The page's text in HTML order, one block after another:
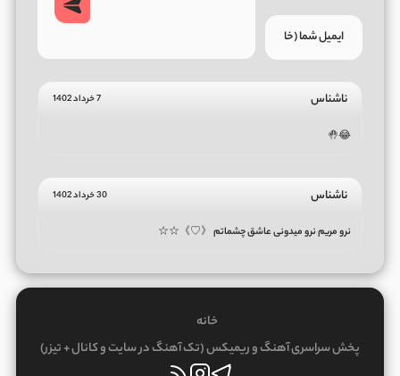
ناشناس 7 خرداد 1402
😂🤚
ناشناس 30 خرداد 1402
نرو مریم نرو میدونی عاشق چشماتم 《♡》☆☆
خانه
پخش سراسری آهنگ و ریمیکس (تک آهنگ در سایت و کانال + تیزر)